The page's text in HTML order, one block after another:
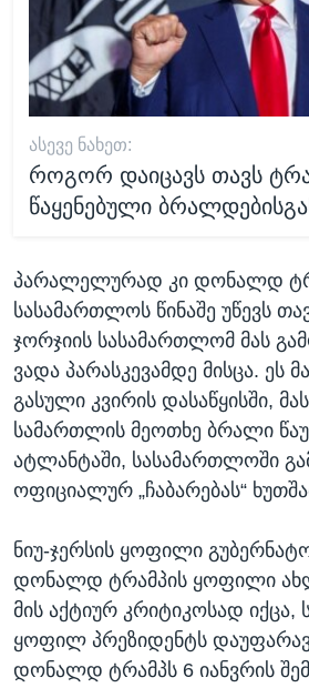
ᲐᲡᲔᲕᲔ ᲜᲐᲮᲔᲗ:
როგორ დაიცავს თავს
წაყენებული
პარალელურად კი დონალდ
სასამართლოს წინაშე უწევს
ჯორჯიის სასამართლომ მას
ვადა პარასკევამდე მისცა. ეს
გასული კვირის დასაწყისში,
სამართლის მეოთხე ბრალი
ატლანტაში, სასამართლოში
ოფიციალურ „ჩაბარებას“
ნიუ-ჯერსის ყოფილი
დონალდ ტრამპის ყოფილი
მის აქტიურ კრიტიკოსად იქცა,
ყოფილ პრეზიდენტს
დონალდ ტრამპს 6 იანვრის